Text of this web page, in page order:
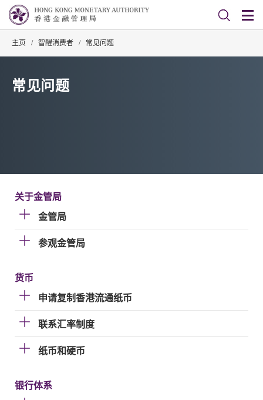
主页 / 智醒消费者 / 常见问题
常见问题
关于金管局
金管局
参观金管局
货币
申请复制香港流通纸币
联系汇率制度
纸币和硬币
银行体系